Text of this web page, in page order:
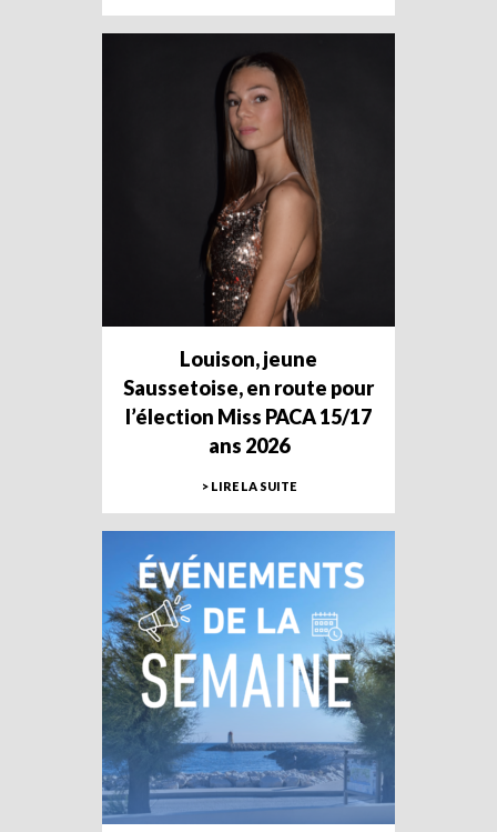
Louison, jeune
Saussetoise, en route pour
l’élection Miss PACA 15/17
ans 2026
> LIRE LA SUITE